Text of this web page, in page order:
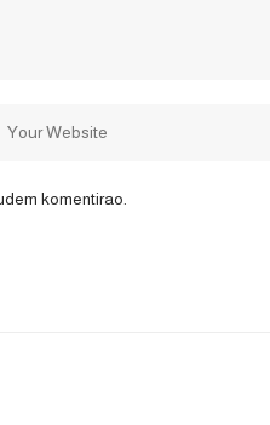
komentirao.